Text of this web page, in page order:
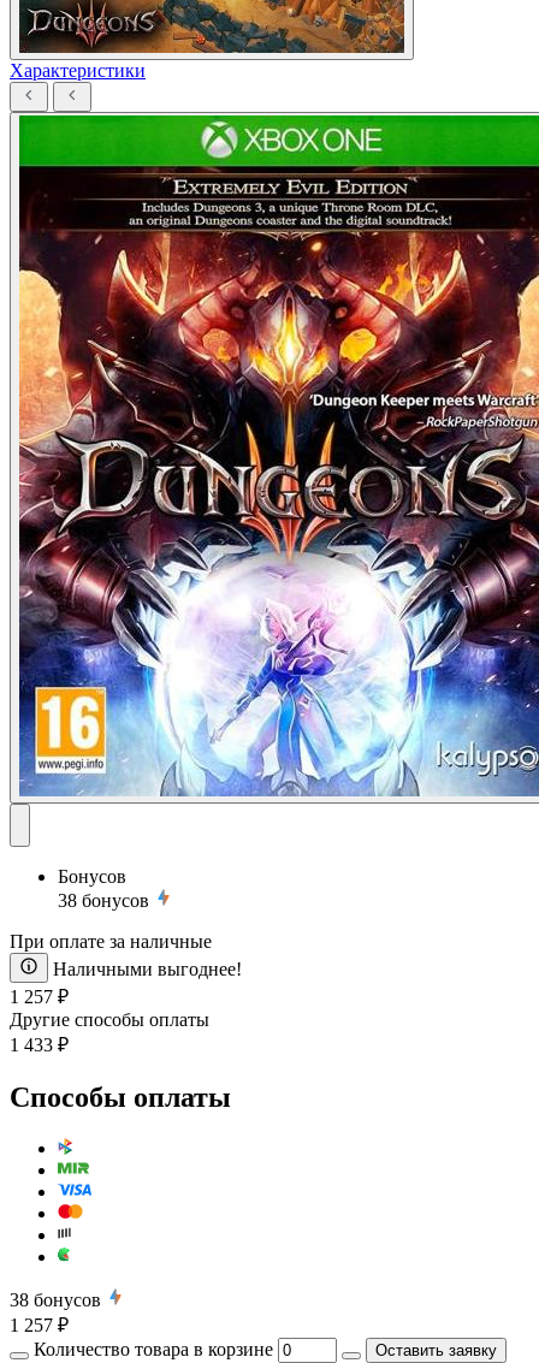
Характеристики
Бонусов
38 бонусов
При оплате за наличные
Наличными выгоднее!
1 257 ₽
Другие способы оплаты
1 433 ₽
Способы оплаты
38 бонусов
1 257 ₽
Количество товара в корзине
Оставить заявку